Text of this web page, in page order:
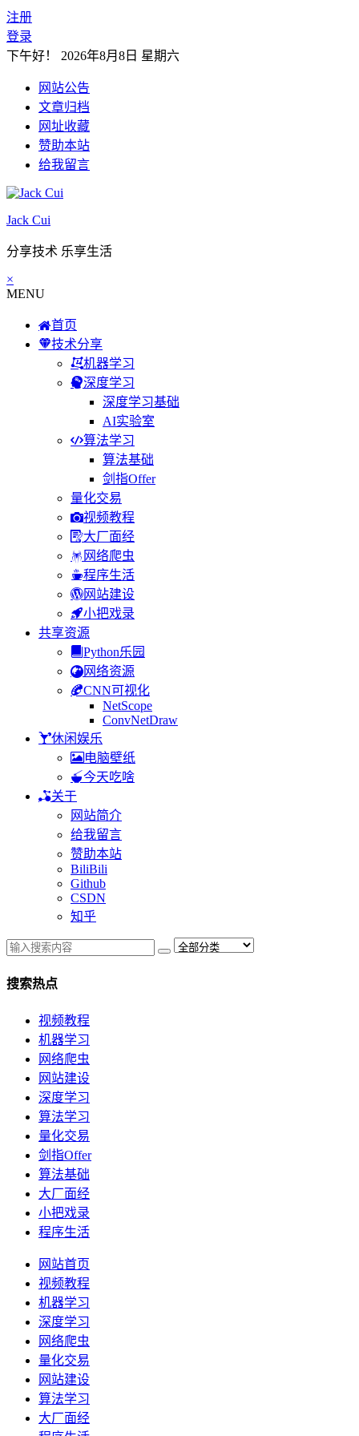
注册
登录
下午好！ 2026年8月8日 星期六
网站公告
文章归档
网址收藏
赞助本站
给我留言
Jack Cui
分享技术 乐享生活
×
MENU
首页
技术分享
机器学习
深度学习
深度学习基础
AI实验室
算法学习
算法基础
剑指Offer
量化交易
视频教程
大厂面经
网络爬虫
程序生活
网站建设
小把戏录
共享资源
Python乐园
网络资源
CNN可视化
NetScope
ConvNetDraw
休闲娱乐
电脑壁纸
今天吃啥
关于
网站简介
给我留言
赞助本站
BiliBili
Github
CSDN
知乎
搜索热点
视频教程
机器学习
网络爬虫
网站建设
深度学习
算法学习
量化交易
剑指Offer
算法基础
大厂面经
小把戏录
程序生活
网站首页
视频教程
机器学习
深度学习
网络爬虫
量化交易
网站建设
算法学习
大厂面经